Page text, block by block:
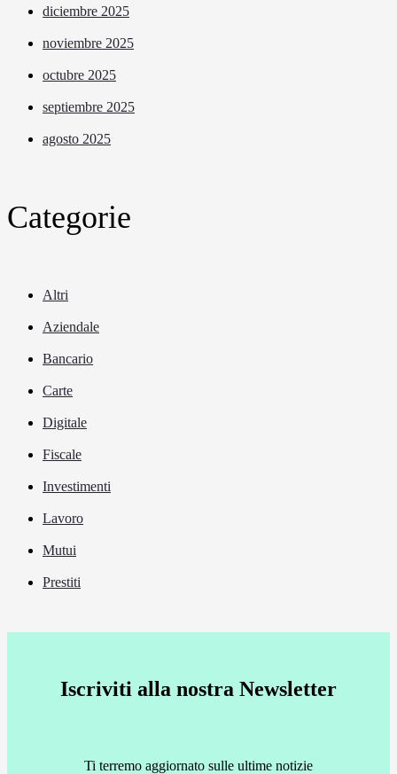
diciembre 2025
noviembre 2025
octubre 2025
septiembre 2025
agosto 2025
Categorie
Altri
Aziendale
Bancario
Carte
Digitale
Fiscale
Investimenti
Lavoro
Mutui
Prestiti
Iscriviti alla nostra Newsletter
Ti terremo aggiornato sulle ultime notizie